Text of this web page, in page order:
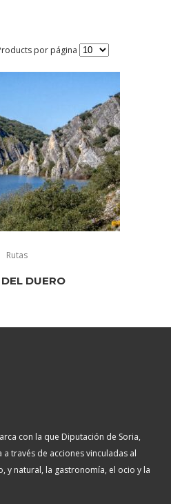
por página
Rutas
DUERO
con la que Diputación de Soria,
través de acciones vinculadas al
y natural, la gastronomía, el ocio y la